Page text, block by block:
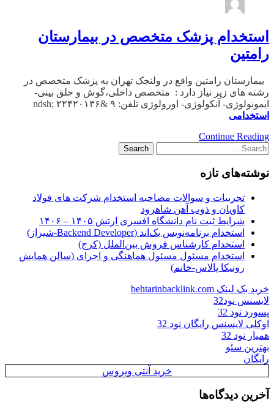
استخدام پزشک متخصص در بیمارستان
رامتین
بیمارستان رامتین واقع در ولنجک تهران به پزشک متخصص در
رشته های زیر نیاز دارد : متخصص داخلی،گوش و حلق بینی-
ایمونولوژی- آنکولوژی- اورولوژی تلفن: ۹ &ndsh; ۲۲۴۲۰۱۳۶
استخدامی
Continue Reading
نوشته‌های تازه
تجربیات و سوالات مصاحبه استخدام شرکت های فولاد
کاویان و ذوب آهن شاهرود
شرایط ثبت نام دانشگاه افسری ارتش ۱۴۰۵ – ۱۴۰۶
استخدام برنامه‌نویس بک‌اند (Backend Developer-شیراز)
استخدام کارشناس فروش بین‌الملل (کرج)
استخدام مسئول مسئول هماهنگی و اجرای (سالن همایش
رونیکا پالاس-خانم)
خرید بک لینک behtarinbacklink.com
لایسنس نود32
پسورد نود 32
اوکلی لایسنس رایگان نود 32
همیار نود 32
بهترین سئو
رایگان
خرید آنتی ویروس
آخرین دیدگاه‌ها